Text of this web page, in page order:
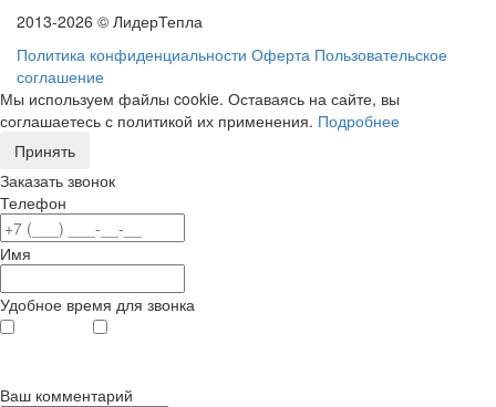
2013-2026 © ЛидерТепла
Политика конфиденциальности Оферта Пользовательское
соглашение
Мы используем файлы cookie. Оставаясь на сайте, вы
соглашаетесь с политикой их применения. Подробнее
Принять
Заказать звонок
Телефон
Имя
Удобное время для звонка
Ваш комментарий